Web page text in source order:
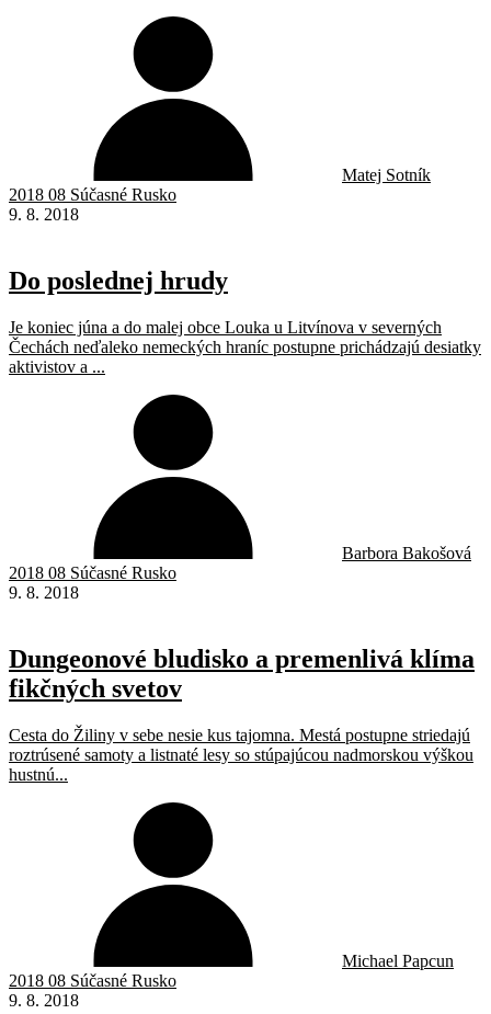
Matej Sotník
2018 08 Súčasné Rusko
9. 8. 2018
Do poslednej hrudy
Je koniec júna a do malej obce Louka u Litvínova v severných
Čechách neďaleko nemeckých hraníc postupne prichádzajú desiatky
aktivistov a ...
Barbora Bakošová
2018 08 Súčasné Rusko
9. 8. 2018
Dungeonové bludisko a premenlivá klíma
fikčných svetov
Cesta do Žiliny v sebe nesie kus tajomna. Mestá postupne striedajú
roztrúsené samoty a listnaté lesy so stúpajúcou nadmorskou výškou
hustnú...
Michael Papcun
2018 08 Súčasné Rusko
9. 8. 2018